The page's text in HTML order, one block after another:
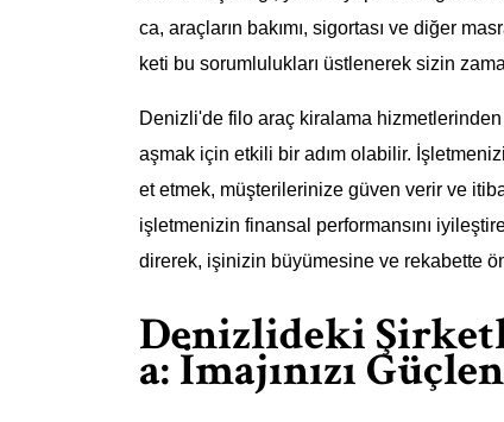
ca, araçların bakımı, sigortası ve diğer
keti bu sorumlulukları üstlenerek sizin
Denizli'de filo araç kiralama hizmetlerinden
aşmak için etkili bir adım olabilir.
et etmek, müşterilerinize güven verir ve
işletmenizin finansal performansını
direrek, işinizin büyümesine ve rekabette
Denizlideki
a: İmajınızı